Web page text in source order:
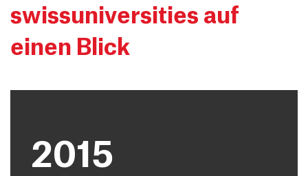
swissuniversities auf
einen Blick
2015